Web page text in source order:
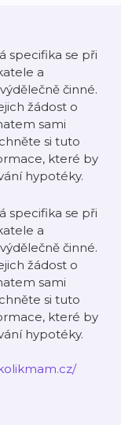
specifika se při
a
činné.
žádost o
sami
si tuto
které by
hypotéky.
specifika se při
a
činné.
žádost o
sami
si tuto
které by
hypotéky.